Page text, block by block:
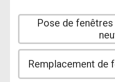
Pose de
Remplacement de